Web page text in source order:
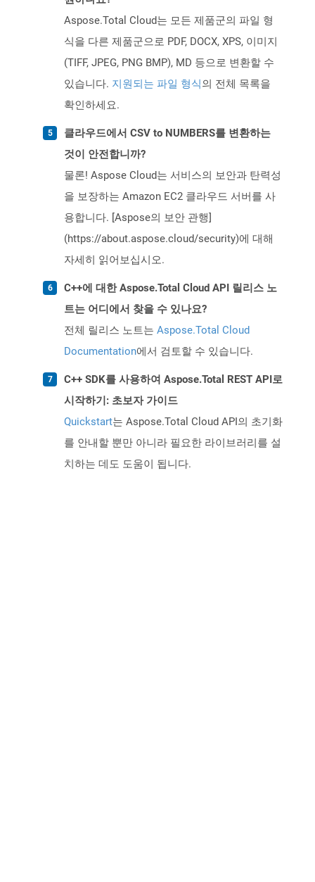
Aspose.Total Cloud는 모든 제품군의 파일 형
식을 다른 제품군으로 PDF, DOCX, XPS, 이미지
(TIFF, JPEG, PNG BMP), MD 등으로 변환할 수
있습니다. 지원되는 파일 형식의 전체 목록을
확인하세요.
클라우드에서 CSV to NUMBERS를 변환하는
것이 안전합니까?
물론! Aspose Cloud는 서비스의 보안과 탄력성
을 보장하는 Amazon EC2 클라우드 서버를 사
용합니다. [Aspose의 보안 관행]
(https://about.aspose.cloud/security)에 대해
자세히 읽어보십시오.
C++에 대한 Aspose.Total Cloud API 릴리스 노
트는 어디에서 찾을 수 있나요?
전체 릴리스 노트는 Aspose.Total Cloud
Documentation에서 검토할 수 있습니다.
C++ SDK를 사용하여 Aspose.Total REST API로
시작하기: 초보자 가이드
Quickstart는 Aspose.Total Cloud API의 초기화
를 안내할 뿐만 아니라 필요한 라이브러리를 설
치하는 데도 도움이 됩니다.